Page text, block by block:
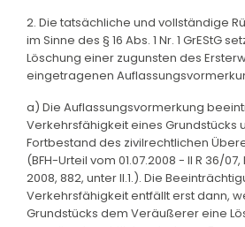
2. Die tatsächliche und vollständige
im Sinne des § 16 Abs. 1 Nr. 1 GrEStG
Löschung einer zugunsten des
eingetragenen
a) Die Auflassungsvormerkung
Verkehrsfähigkeit eines Grundstücks
Fortbestand des zivilrechtlichen
(BFH-Urteil vom 01.07.2008 - II R 36/07,
2008, 882, unter II.1.). Die
Verkehrsfähigkeit entfällt erst dann,
Grundstücks dem Veräußerer eine